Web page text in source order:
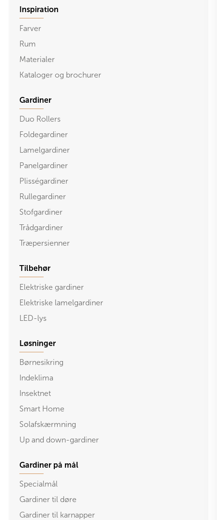
Inspiration
Farver
Rum
Materialer
Kataloger og brochurer
Gardiner
Duo Rollers
Foldegardiner
Lamelgardiner
Panelgardiner
Plisségardiner
Rullegardiner
Stofgardiner
Trådgardiner
Træpersienner
Tilbehør
Elektriske gardiner
Elektriske lamelgardiner
LED-lys
Løsninger
Børnesikring
Indeklima
Insektnet
Smart Home
Solafskærmning
Up and down-gardiner
Gardiner på mål
Specialmål
Gardiner til døre
Gardiner til karnapper